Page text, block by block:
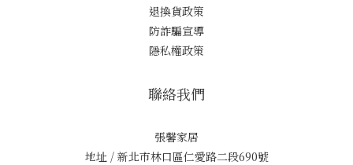
退換貨政策
防詐騙宣導
隱私權政策
聯絡我們
張馨家居
地址 / 新北市林口區仁愛路二段690號